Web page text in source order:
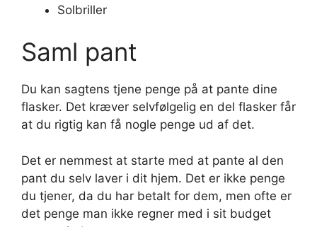
Solbriller
Saml pant
Du kan sagtens tjene penge på at pante dine
flasker. Det kræver selvfølgelig en del flasker får
at du rigtig kan få nogle penge ud af det.
Det er nemmest at starte med at pante al den
pant du selv laver i dit hjem. Det er ikke penge
du tjener, da du har betalt for dem, men ofte er
det penge man ikke regner med i sit budget